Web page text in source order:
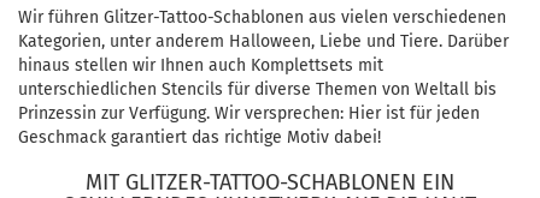
Wir führen Glitzer-Tattoo-Schablonen aus vielen verschiedenen
Kategorien, unter anderem Halloween, Liebe und Tiere. Darüber
hinaus stellen wir Ihnen auch Komplettsets mit
unterschiedlichen Stencils für diverse Themen von Weltall bis
Prinzessin zur Verfügung. Wir versprechen: Hier ist für jeden
Geschmack garantiert das richtige Motiv dabei!
MIT GLITZER-TATTOO-SCHABLONEN EIN